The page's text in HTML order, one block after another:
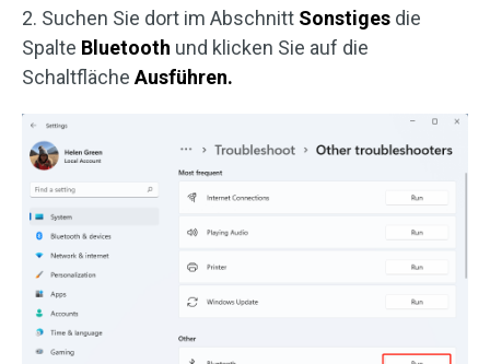
2. Suchen Sie dort im Abschnitt Sonstiges die
Spalte Bluetooth und klicken Sie auf die
SchaltflächeAusführen.